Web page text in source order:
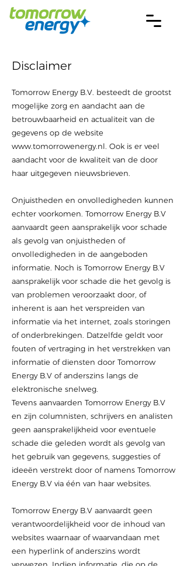
Disclaimer
Tomorrow Energy B.V. besteedt de grootst
mogelijke zorg en aandacht aan de
betrouwbaarheid en actualiteit van de
gegevens op de website
www.tomorrowenergy.nl . Ook is er veel
aandacht voor de kwaliteit van de door
haar uitgegeven nieuwsbrieven.
Onjuistheden en onvolledigheden kunnen
echter voorkomen. Tomorrow Energy B.V
aanvaardt geen aansprakelijk voor schade
als gevolg van onjuistheden of
onvolledigheden in de aangeboden
informatie. Noch is Tomorrow Energy B.V
aansprakelijk voor schade die het gevolg is
van problemen veroorzaakt door, of
inherent is aan het verspreiden van
informatie via het internet, zoals storingen
of onderbrekingen. Datzelfde geldt voor
fouten of vertraging in het verstrekken van
informatie of diensten door Tomorrow
Energy B.V of anderszins langs de
elektronische snelweg.
Tevens aanvaarden Tomorrow Energy B.V
en zijn columnisten, schrijvers en analisten
geen aansprakelijkheid voor eventuele
schade die geleden wordt als gevolg van
het gebruik van gegevens, suggesties of
ideeën verstrekt door of namens Tomorrow
Energy B.V via één van haar websites.
Tomorrow Energy B.V aanvaardt geen
verantwoordelijkheid voor de inhoud van
websites waarnaar of waarvandaan met
een hyperlink of anderszins wordt